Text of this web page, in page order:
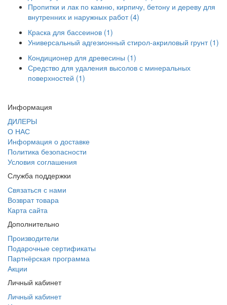
Пропитки и лак по камню, кирпичу, бетону и дереву для
внутренних и наружных работ (4)
Краска для бассеинов (1)
Универсальный адгезионный стирол-акриловый грунт (1)
Кондиционер для древесины (1)
Средство для удаления высолов с минеральных
поверхностей (1)
Информация
ДИЛЕРЫ
О НАС
Информация о доставке
Политика безопасности
Условия соглашения
Служба поддержки
Связаться с нами
Возврат товара
Карта сайта
Дополнительно
Производители
Подарочные сертификаты
Партнёрская программа
Акции
Личный кабинет
Личный кабинет